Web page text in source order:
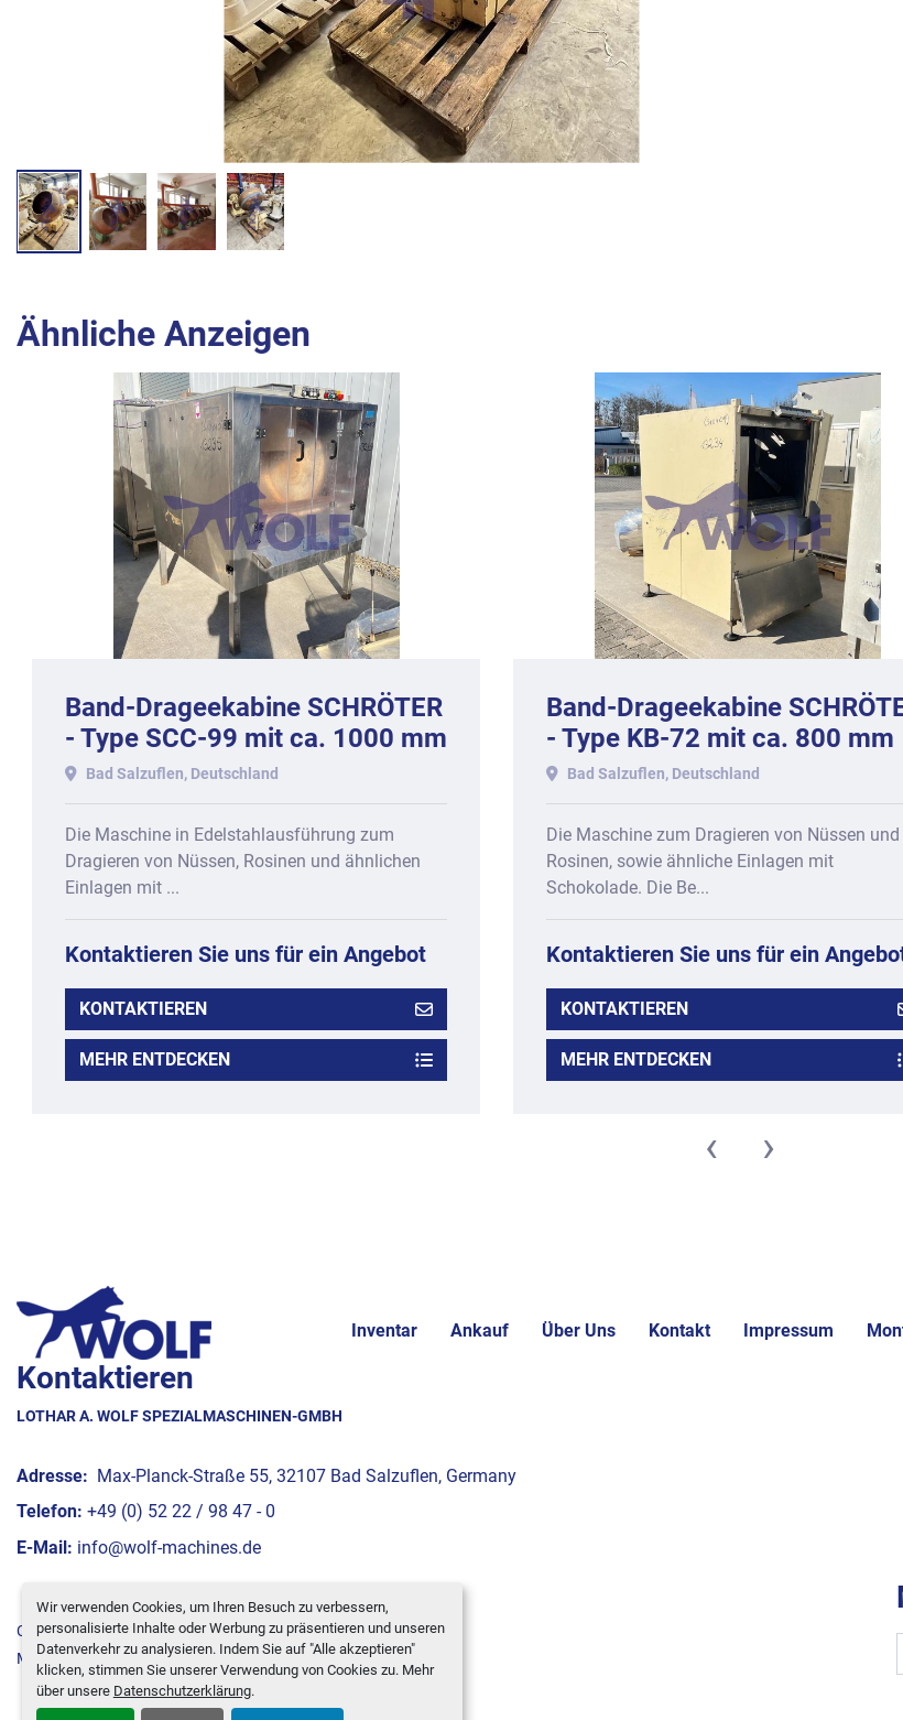
Wir verwenden Cookies, um Ihren Besuch zu verbessern,
personalisierte Inhalte oder Werbung zu präsentieren und unseren
Datenverkehr zu analysieren. Indem Sie auf "Alle akzeptieren"
klicken, stimmen Sie unserer Verwendung von Cookies zu. Mehr
über unsere Datenschutzerklärung.
Ähnliche Anzeigen
Band-Drageekabine SCHRÖTER
- Type SCC-99 mit ca. 1000 mm
Arbeitsbreite.
Bad Salzuflen, Deutschland
Die Maschine in Edelstahlausführung zum
Dragieren von Nüssen, Rosinen und ähnlichen
Einlagen mit ...
Kontaktieren Sie uns für ein Angebot
KONTAKTIEREN
MEHR ENTDECKEN
Band-Drageekabine
- Type KB-72 mit ca. 800 mm
Arbeitsbreite.
Bad Salzuflen, Deutschland
Die Maschine zum Dragieren von Nüssen und
Rosinen, sowie ähnliche Einlagen mit
Schokolade. Die Be...
Kontaktieren Sie uns für ein
KONTAKTIEREN
MEHR ENTDECKEN
‹ ›
Inventar Ankauf Über Uns Kontakt Impressum
Kontaktieren
LOTHAR A. WOLF SPEZIALMASCHINEN-GMBH
Adresse: Max-Planck-Straße 55, 32107 Bad Salzuflen, Germany
Telefon: +49 (0) 52 22 / 98 47 - 0
E-Mail: info@wolf-machines.de
Cookie-Einstellungen
Machinio System-Website vonMachinio